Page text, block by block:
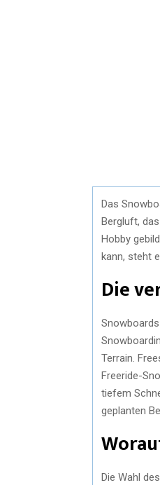
Das
Bergluft,
Hobby
kann, steht
Die
Terrain.
Freeride-
tiefem
geplanten
Die Wahl